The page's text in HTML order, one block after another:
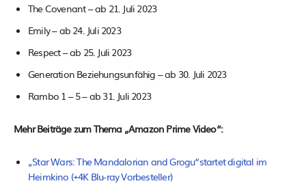
The Covenant – ab 21. Juli 2023
Emily – ab 24. Juli 2023
Respect – ab 25. Juli 2023
Generation Beziehungsunfähig – ab 30. Juli 2023
Rambo 1 – 5 – ab 31. Juli 2023
Mehr Beiträge zum Thema „Amazon Prime Video“:
„Star Wars: The Mandalorian and Grogu“startet digital im
Heimkino (+4K Blu-ray Vorbesteller)